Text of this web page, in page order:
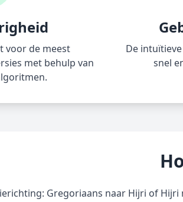
voor de meest
met behulp van
De
snel
Gregoriaans naar Hijri of Hijri